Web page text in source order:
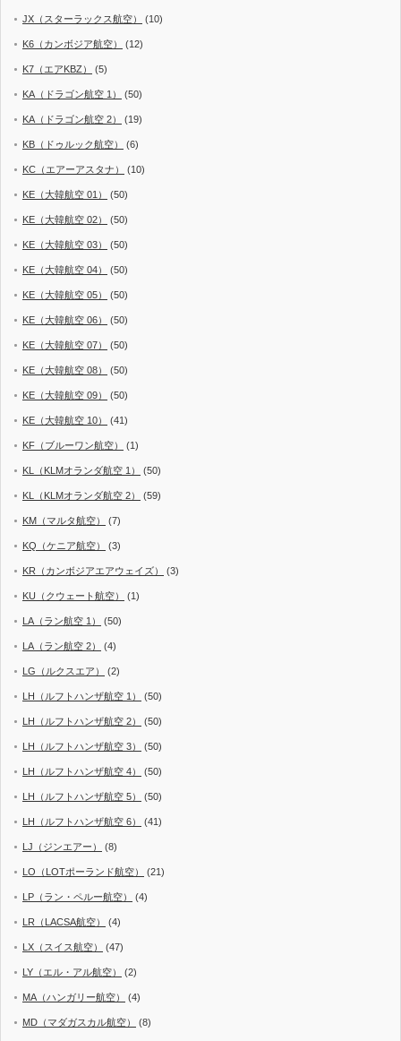
JX（スターラックス航空） (10)
K6（カンボジア航空） (12)
K7（エアKBZ） (5)
KA（ドラゴン航空 1） (50)
KA（ドラゴン航空 2） (19)
KB（ドゥルック航空） (6)
KC（エアーアスタナ） (10)
KE（大韓航空 01） (50)
KE（大韓航空 02） (50)
KE（大韓航空 03） (50)
KE（大韓航空 04） (50)
KE（大韓航空 05） (50)
KE（大韓航空 06） (50)
KE（大韓航空 07） (50)
KE（大韓航空 08） (50)
KE（大韓航空 09） (50)
KE（大韓航空 10） (41)
KF（ブルーワン航空） (1)
KL（KLMオランダ航空 1） (50)
KL（KLMオランダ航空 2） (59)
KM（マルタ航空） (7)
KQ（ケニア航空） (3)
KR（カンボジアエアウェイズ） (3)
KU（クウェート航空） (1)
LA（ラン航空 1） (50)
LA（ラン航空 2） (4)
LG（ルクスエア） (2)
LH（ルフトハンザ航空 1） (50)
LH（ルフトハンザ航空 2） (50)
LH（ルフトハンザ航空 3） (50)
LH（ルフトハンザ航空 4） (50)
LH（ルフトハンザ航空 5） (50)
LH（ルフトハンザ航空 6） (41)
LJ（ジンエアー） (8)
LO（LOTポーランド航空） (21)
LP（ラン・ペルー航空） (4)
LR（LACSA航空） (4)
LX（スイス航空） (47)
LY（エル・アル航空） (2)
MA（ハンガリー航空） (4)
MD（マダガスカル航空） (8)